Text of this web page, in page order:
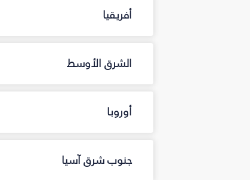
أفريقيا
الشرق الأوسط
أوروبا
جنوب شرق آسيا